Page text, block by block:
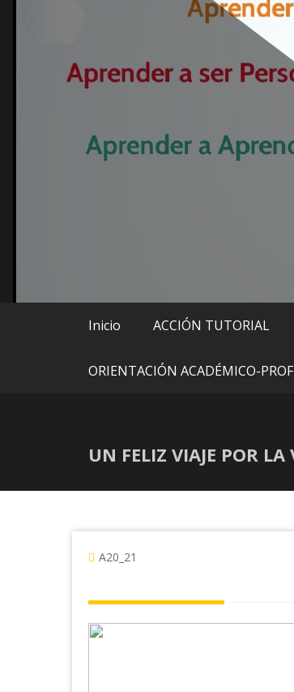
Inicio ACCIÓN TUTORIAL
ORIENTACIÓN ACADÉMICO-
UN FELIZ VIAJE POR LA
A20_21